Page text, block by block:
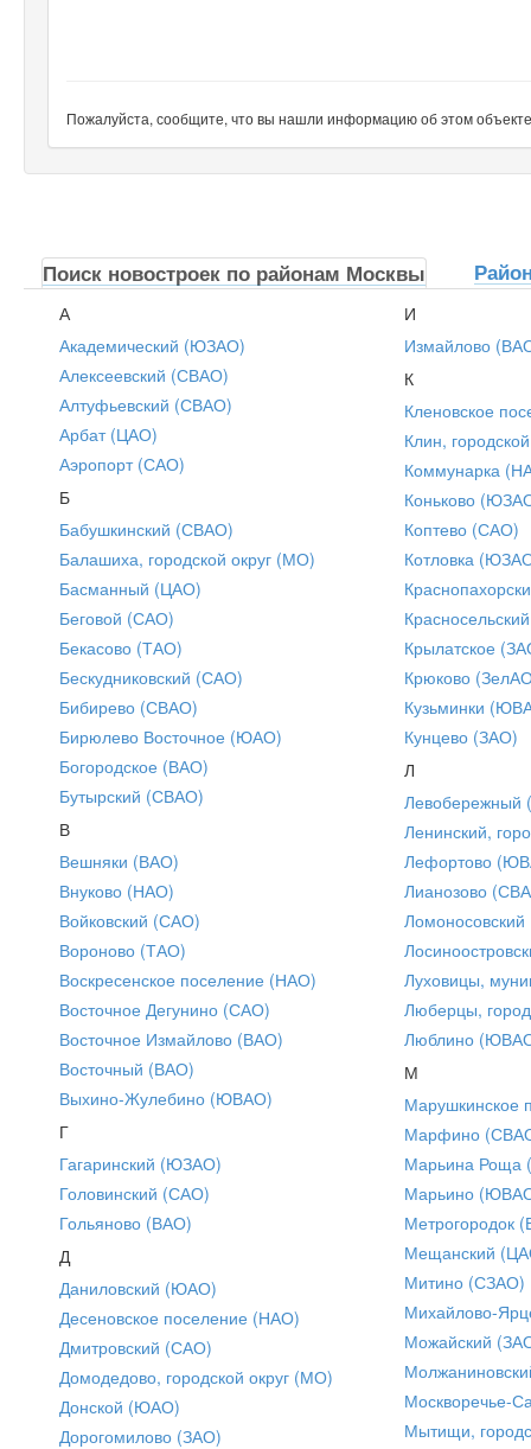
Пожалуйста, сообщите, что вы нашли информацию об этом
Поиск новостроек по районам Москвы
А
Академический (ЮЗАО)
Алексеевский (СВАО)
Алтуфьевский (СВАО)
Арбат (ЦАО)
Аэропорт (САО)
Б
Бабушкинский (СВАО)
Балашиха, городской округ (МО)
Басманный (ЦАО)
Беговой (САО)
Бекасово (ТАО)
Бескудниковский (САО)
Бибирево (СВАО)
Бирюлево Восточное (ЮАО)
Богородское (ВАО)
Бутырский (СВАО)
В
Вешняки (ВАО)
Внуково (НАО)
Войковский (САО)
Вороново (ТАО)
Воскресенское поселение (НАО)
Восточное Дегунино (САО)
Восточное Измайлово (ВАО)
Восточный (ВАО)
Выхино-Жулебино (ЮВАО)
Г
Гагаринский (ЮЗАО)
Головинский (САО)
Гольяново (ВАО)
Д
Даниловский (ЮАО)
Десеновское поселение (НАО)
Дмитровский (САО)
Домодедово, городской округ (МО)
Донской (ЮАО)
Дорогомилово (ЗАО)
И
Измайлово
К
Кленовское
Клин,
Коммунарка
Коньково
Коптево (САО)
Котловка
Крылатское
Крюково
Кузьминки
Кунцево (ЗАО)
Л
Ленинский,
Лефортово
Лианозово
Луховицы,
Люберцы,
Люблино
М
Марушкинское
Марфино
Марьина Роща
Марьино
Метрогородок
Мещанский
Митино (СЗАО)
Михайлово-
Можайский
Москворечье-
Мытищи,